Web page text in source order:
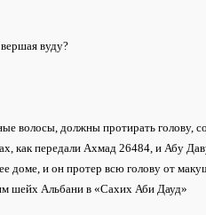
вуду?
должны протирать голову,
как передали Ахмад 26484, и Абу
доме, и он протер всю голову от
шейх Альбани в «Сахих Аби Дауд»